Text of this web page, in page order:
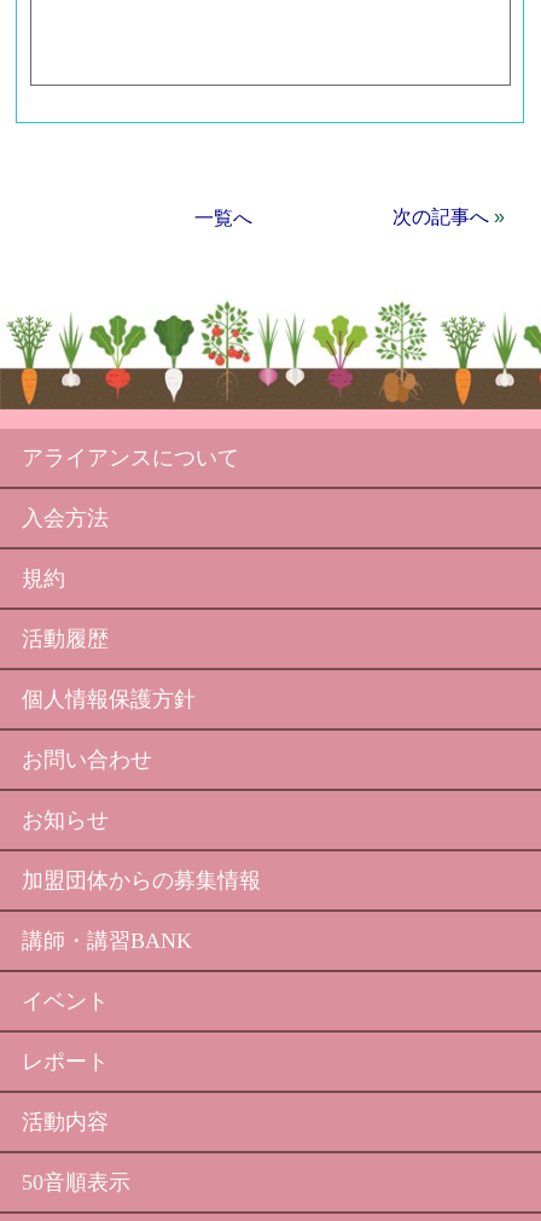
一覧へ 次の記事へ»
アライアンスについて
入会方法
規約
活動履歴
個人情報保護方針
お問い合わせ
お知らせ
加盟団体からの募集情報
講師・講習BANK
イベント
レポート
活動内容
50音順表示